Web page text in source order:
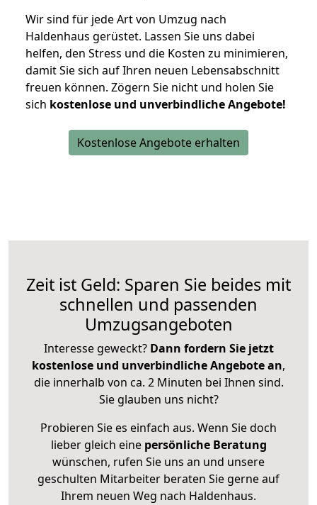
Wir sind für jede Art von Umzug nach
Haldenhaus gerüstet. Lassen Sie uns dabei
helfen, den Stress und die Kosten zu minimieren,
damit Sie sich auf Ihren neuen Lebensabschnitt
freuen können. Zögern Sie nicht und holen Sie
sich kostenlose und unverbindliche Angebote!
Kostenlose Angebote erhalten
Zeit ist Geld: Sparen Sie beides mit
schnellen und passenden
Umzugsangeboten
Interesse geweckt? Dann fordern Sie jetzt
kostenlose und unverbindliche Angebote an,
die innerhalb von ca. 2 Minuten bei Ihnen sind.
Sie glauben uns nicht?
Probieren Sie es einfach aus. Wenn Sie doch
lieber gleich eine persönliche Beratung
wünschen, rufen Sie uns an und unsere
geschulten Mitarbeiter beraten Sie gerne auf
Ihrem neuen Weg nach Haldenhaus.